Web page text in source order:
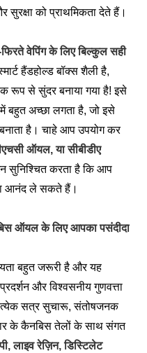
सुरक्षा को प्राथमिकता देते हैं।
फिरते वेपिंग के लिए बिल्कुल सही
हैंडहोल्ड बॉक्स शैली है,
रूप से सुंदर बनाया गया है! इसे
अच्छा लगता है, जो इसे
है। चाहे आप उपयोग कर
ऑयल, या सीबीडीए
सुनिश्चित करता है कि आप
आनंद ले सकते हैं।
ऑयल के लिए आपका पसंदीदा
बहुत जरूरी है और यह
और विश्वसनीय गुणवत्ता
सत्र सुचारू, संतोषजनक
के कैनबिस तेलों के साथ संगत
लाइव रेज़िन, डिस्टिलेट